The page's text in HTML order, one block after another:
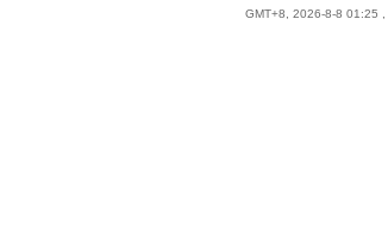
GMT+8, 2026-8-8 01:25